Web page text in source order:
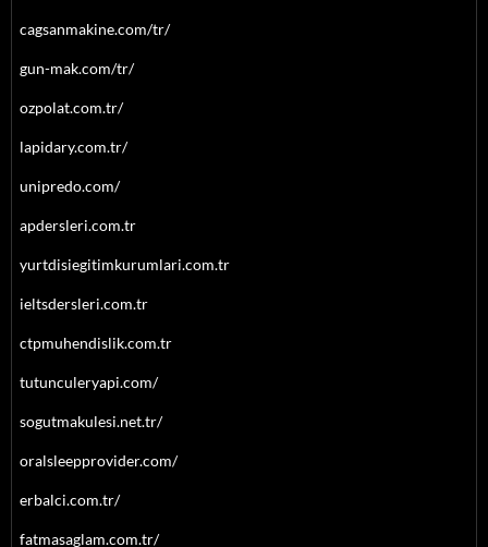
cagsanmakine.com/tr/
gun-mak.com/tr/
ozpolat.com.tr/
lapidary.com.tr/
unipredo.com/
apdersleri.com.tr
yurtdisiegitimkurumlari.com.tr
ieltsdersleri.com.tr
ctpmuhendislik.com.tr
tutunculeryapi.com/
sogutmakulesi.net.tr/
oralsleepprovider.com/
erbalci.com.tr/
fatmasaglam.com.tr/